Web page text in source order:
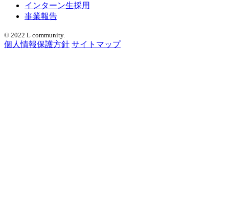
インターン生採用
事業報告
© 2022 L community.
個人情報保護方針 サイトマップ